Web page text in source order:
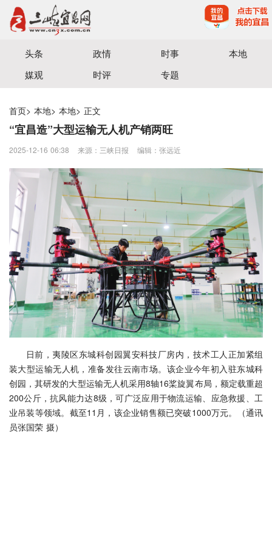
宜昌三峡融媒体中心主办
头条 政情 时事
本地
媒观
时评 专题
首页> 本地> 本地> 正文
“宜昌造”大型运输无人机产销两旺
2025-12-16 06:38 来源：三峡日报 编辑：张远近
日前，夷陵区东城科创园翼安科技厂房内，技术工人正加紧组
装大型运输无人机，准备发往云南市场。该企业今年初入驻东城科
创园，其研发的大型运输无人机采用8轴16桨旋翼布局，额定载重超
200公斤，抗风能力达8级，可广泛应用于物流运输、应急救援、工
业吊装等领域。截至11月，该企业销售额已突破1000万元。（通讯
员张国荣 摄）